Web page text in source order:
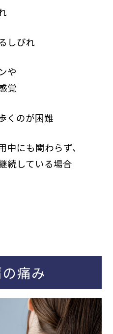
しびれ
や
覚
くのが困難
中にも関わらず、
続している場合
痛み